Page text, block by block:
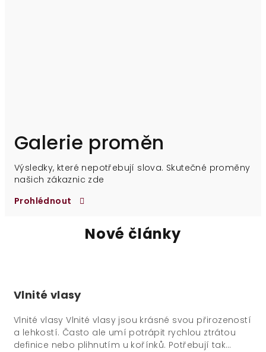
Galerie proměn
Výsledky, které nepotřebují slova. Skutečné proměny
našich zákaznic zde
Prohlédnout
Nové články
Vlnité vlasy
Vlnité vlasy Vlnité vlasy jsou krásné svou přirozeností
a lehkostí. Často ale umí potrápit rychlou ztrátou
definice nebo plihnutím u kořínků. Potřebují tak